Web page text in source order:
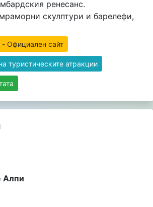
ренесанс.
скулптури и барелефи,
- Официален сайт
туристическите атракции
Алпи